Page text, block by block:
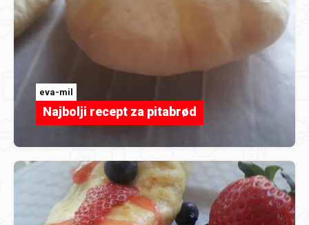
eva-mil
Najbolji recept za pitabrød